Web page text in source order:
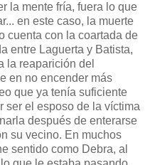
la mente fría, fuera lo que
en este caso, la muerte
cuenta con la coartada de
entre Laguerta y Batista,
la reaparición del
en no encender más
que ya tenía suficiente
ser el esposo de la víctima
después de enterarse
su vecino. En muchos
sentido como Debra, al